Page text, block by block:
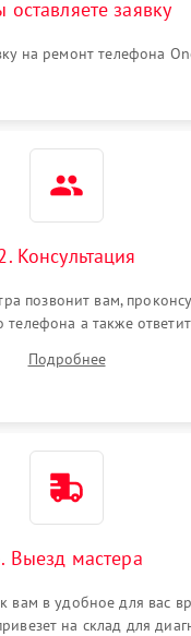
оставляете заявку
на ремонт телефона
Консультация
позвонит вам,
телефона а также
Подробнее
Выезд мастера
вам в удобное для вас
на склад для